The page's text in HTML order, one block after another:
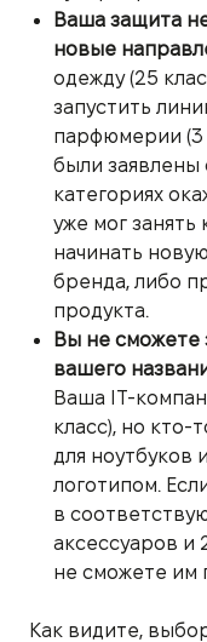
Ваша защита
новые
одежду (25
запустить
парфюмерии (3
были заявлены
категориях
уже мог занять
начинать
бренда, либо
продукта.
Вы не сможете
вашего
Ваша IT-
класс), но кто-
для ноутбуков
логотипом.
в
аксессуаров и
не сможете им
Как видите,